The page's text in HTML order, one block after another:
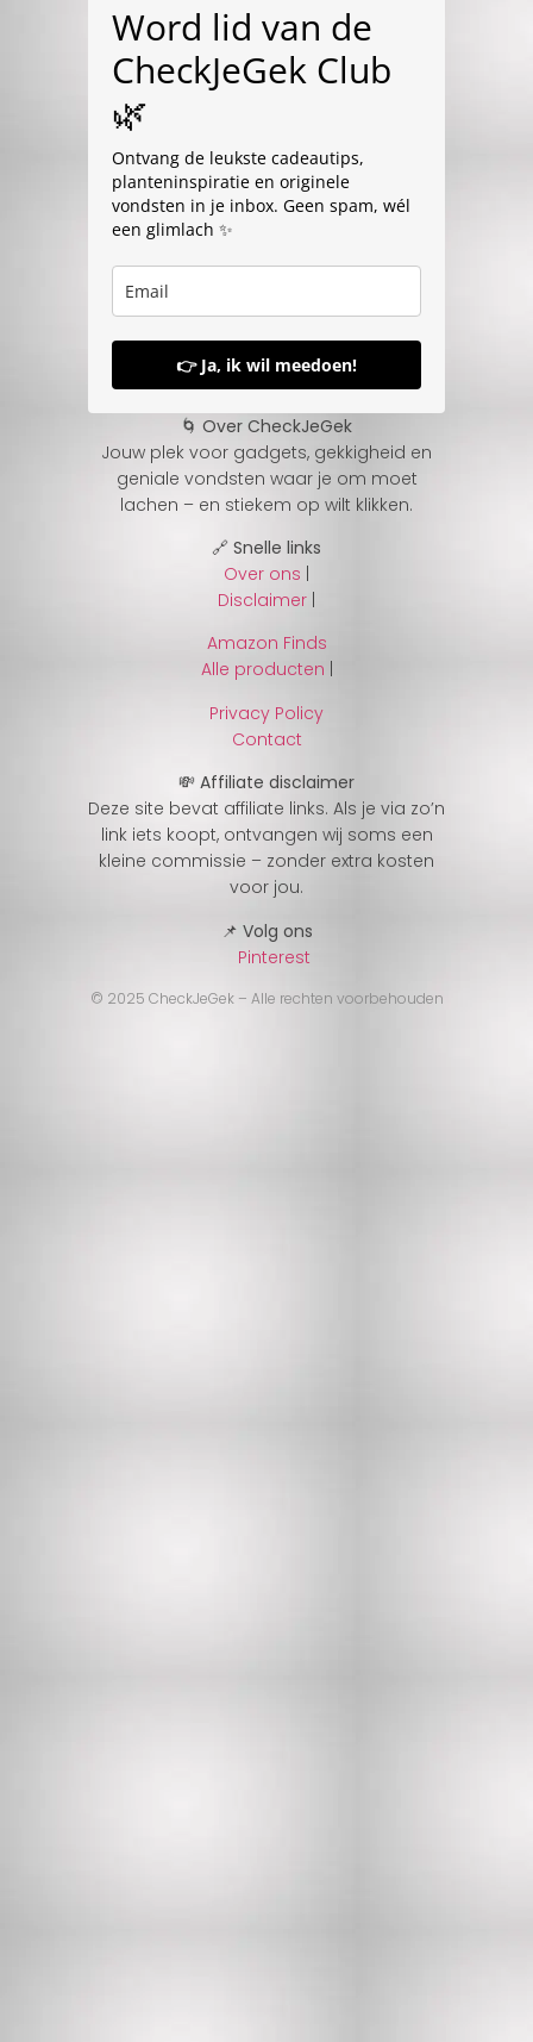
Word lid van de
CheckJeGek Club
🌿
Ontvang de leukste cadeautips,
planteninspiratie en originele
vondsten in je inbox. Geen spam, wél
een glimlach ✨
👉 Ja, ik wil meedoen!
🌀 Over CheckJeGek
Jouw plek voor gadgets, gekkigheid en
geniale vondsten waar je om moet
lachen – en stiekem op wilt klikken.
🔗 Snelle links
Over ons |
Disclaimer |
Amazon Finds
Alle producten
Privacy Policy
Contact
💸 Affiliate disclaimer
Deze site bevat affiliate links. Als je via zo’n
link iets koopt, ontvangen wij soms een
kleine commissie – zonder extra kosten
voor jou.
📌 Volg ons
Pinterest
© 2025 CheckJeGek – Alle rechten voorbehouden